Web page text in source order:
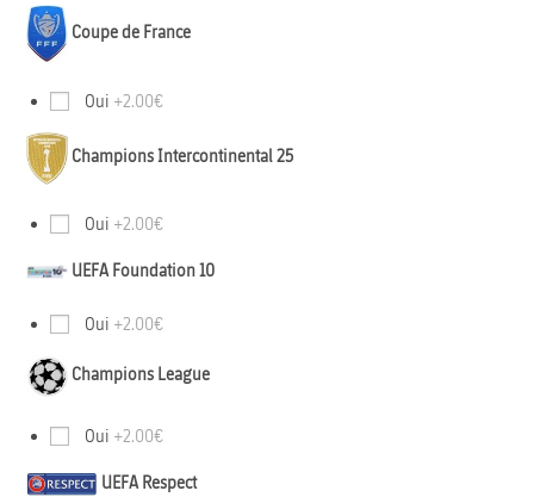
Coupe de France
Oui +2.00€
Champions Intercontinental 25
Oui +2.00€
UEFA Foundation 10
Oui +2.00€
Champions League
Oui +2.00€
UEFA Respect